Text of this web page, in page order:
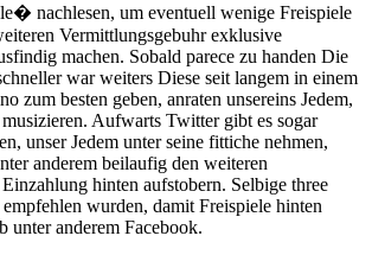
nachlesen, um eventuell wenige Freispiele
Vermittlungsgebuhr exklusive
machen. Sobald parece zu handen Die
war weiters Diese seit langem in einem
zum besten geben, anraten unsereins Jedem,
Aufwarts Twitter gibt es sogar
unser Jedem unter seine fittiche nehmen,
anderem beilaufig den weiteren
hinten aufstobern. Selbige three
wurden, damit Freispiele hinten
unter anderem Facebook.